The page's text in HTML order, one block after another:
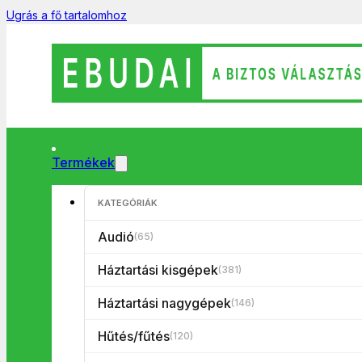
Ugrás a fő tartalomhoz
Termékek
KATEGÓRIÁK
Audió(65)
Háztartási kisgépek(381)
Háztartási nagygépek(146)
Hűtés/fűtés(120)
Főoldal/Háztartási kisgépek/Porszívó/Porzsák/522 - 5 db